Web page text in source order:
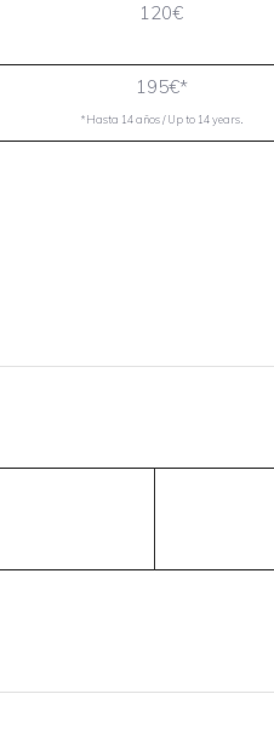
120€
195€*
*Hasta 14 años / Up to 14 years.